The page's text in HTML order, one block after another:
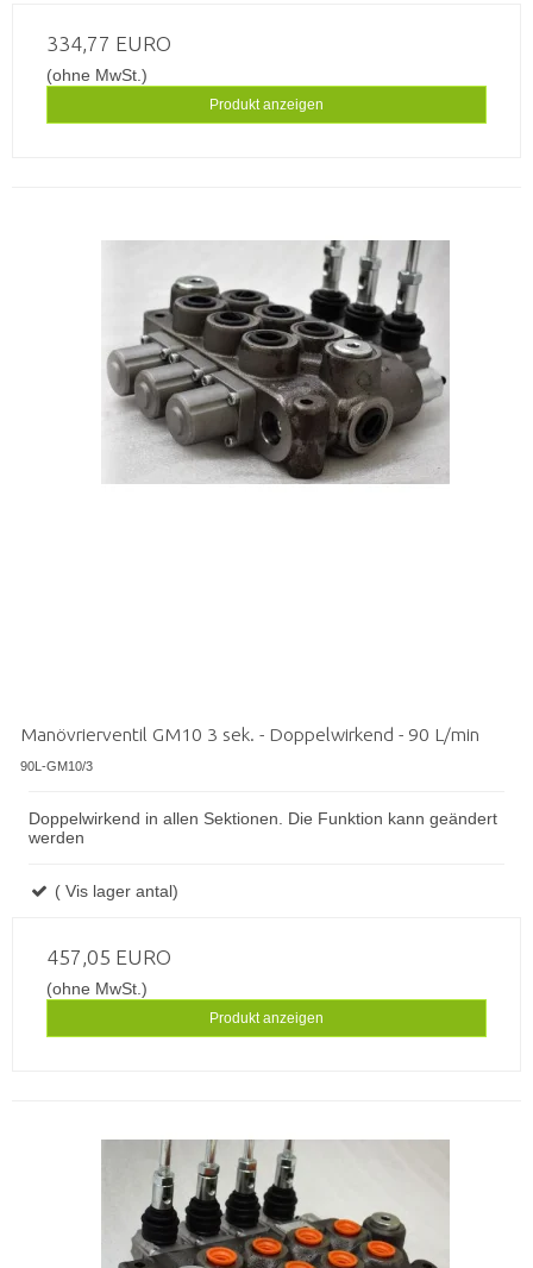
334,77 EURO
(ohne MwSt.)
Produkt anzeigen
Manövrierventil GM10 3 sek. - Doppelwirkend - 90 L/min
90L-GM10/3
Doppelwirkend in allen Sektionen. Die Funktion kann geändert
werden
( Vis lager antal)
457,05 EURO
(ohne MwSt.)
Produkt anzeigen